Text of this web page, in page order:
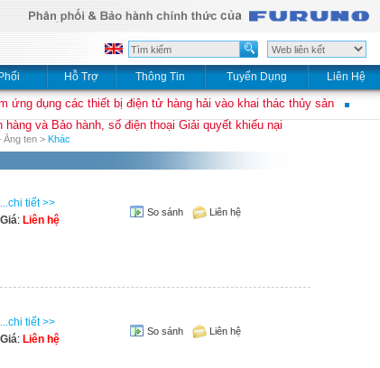
Hỗ Trợ Thông Tin Tuyển Dụng Liên Hệ
ứng dụng các thiết bị điện tử hàng hải vào khai thác thủy sản
và Bảo hành, số điện thoại Giải quyết khiếu nại
Ăng ten > Khác
...chi tiết >>
Giá: Liên hệ
So sánh Liên hệ
...chi tiết >>
Giá: Liên hệ
So sánh Liên hệ